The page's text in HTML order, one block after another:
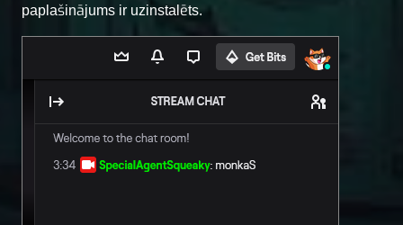
paplašinājums ir uzinstalēts.